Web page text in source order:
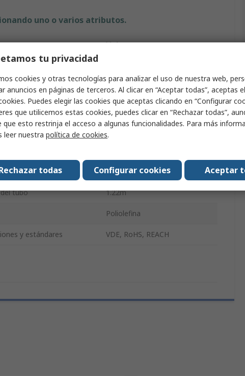
uno o varios atributos.
Valor
Tubos termorretráctiles
del tubo 16mm
Negro
de contracción 3:1
tubo 1.22m
Poliolefina
y estándares VDE, RoHS, REACH
tu privacidad
cookies y otras tecnologías para analizar el uso de nuestra web,
anuncios en páginas de terceros. Al clicar en “Aceptar todas”, aceptas
Puedes elegir las cookies que aceptas clicando en “Configurar
que utilicemos estas cookies, puedes clicar en “Rechazar todas”,
que esto restrinja el acceso a algunas funcionalidades. Para más
leer nuestra política de cookies.
Aceptar
Configurar cookies
todas